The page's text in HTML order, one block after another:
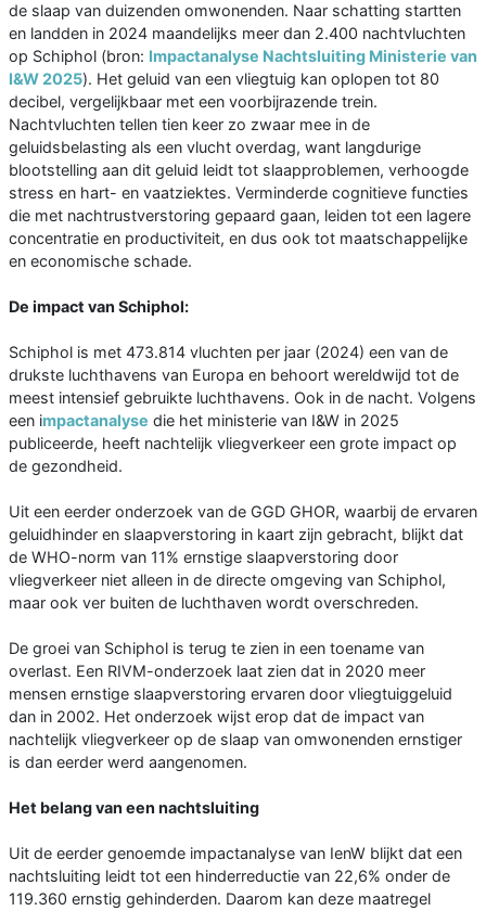
de slaap van duizenden omwonenden. Naar schatting startten
en landden in 2024 maandelijks meer dan 2.400 nachtvluchten
op Schiphol (bron: Impactanalyse Nachtsluiting Ministerie van
I&W 2025). Het geluid van een vliegtuig kan oplopen tot 80
decibel, vergelijkbaar met een voorbijrazende trein.
Nachtvluchten tellen tien keer zo zwaar mee in de
geluidsbelasting als een vlucht overdag, want langdurige
blootstelling aan dit geluid leidt tot slaapproblemen, verhoogde
stress en hart- en vaatziektes. Verminderde cognitieve functies
die met nachtrustverstoring gepaard gaan, leiden tot een lagere
concentratie en productiviteit, en dus ook tot maatschappelijke
en economische schade.
De impact van Schiphol:
Schiphol is met 473.814 vluchten per jaar (2024) een van de
drukste luchthavens van Europa en behoort wereldwijd tot de
meest intensief gebruikte luchthavens. Ook in de nacht. Volgens
een impactanalyse die het ministerie van I&W in 2025
publiceerde, heeft nachtelijk vliegverkeer een grote impact op
de gezondheid.
Uit een eerder onderzoek van de GGD GHOR, waarbij de ervaren
geluidhinder en slaapverstoring in kaart zijn gebracht, blijkt dat
de WHO-norm van 11% ernstige slaapverstoring door
vliegverkeer niet alleen in de directe omgeving van Schiphol,
maar ook ver buiten de luchthaven wordt overschreden.
De groei van Schiphol is terug te zien in een toename van
overlast. Een RIVM-onderzoek laat zien dat in 2020 meer
mensen ernstige slaapverstoring ervaren door vliegtuiggeluid
dan in 2002. Het onderzoek wijst erop dat de impact van
nachtelijk vliegverkeer op de slaap van omwonenden ernstiger
is dan eerder werd aangenomen.
Het belang van een nachtsluiting
Uit de eerder genoemde impactanalyse van IenW blijkt dat een
nachtsluiting leidt tot een hinderreductie van 22,6% onder de
119.360 ernstig gehinderden. Daarom kan deze maatregel